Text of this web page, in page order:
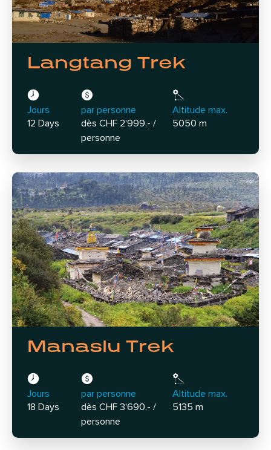
Langtang Trek
Jours
12 Days
par personne
dès CHF 2'999.- /
personne
Altitude max.
5050 m
Manaslu Trek
Jours
18 Days
par personne
dès CHF 3'690.- /
personne
Altitude max.
5135 m